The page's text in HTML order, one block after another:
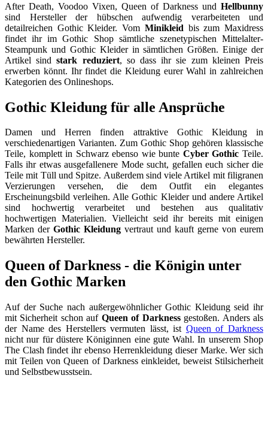
After Death, Voodoo Vixen, Queen of Darkness und Hellbunny
sind Hersteller der hübschen aufwendig verarbeiteten und
detailreichen Gothic Kleider. Vom Minikleid bis zum Maxidress
findet ihr im Gothic Shop sämtliche szenetypischen Mittelalter-
Steampunk und Gothic Kleider in sämtlichen Größen. Einige der
Artikel sindstark reduziert, so dass ihr sie zum kleinen Preis
erwerben könnt. Ihr findet die Kleidung eurer Wahl in zahlreichen
Kategorien des Onlineshops.
Gothic Kleidung für alle Ansprüche
Damen und Herren finden attraktive Gothic Kleidung in
verschiedenartigen Varianten. Zum Gothic Shop gehören klassische
Teile, komplett in Schwarz ebenso wie bunte Cyber Gothic Teile.
Falls ihr etwas ausgefallenere Mode sucht, gefallen euch sicher die
Teile mit Tüll und Spitze. Außerdem sind viele Artikel mit filigranen
Verzierungen versehen, die dem Outfit ein elegantes
Erscheinungsbild verleihen. Alle Gothic Kleider und andere Artikel
sind hochwertig verarbeitet und bestehen aus qualitativ
hochwertigen Materialien. Vielleicht seid ihr bereits mit einigen
Marken der Gothic Kleidung vertraut und kauft gerne von eurem
bewährten Hersteller.
Queen of Darkness - die Königin unter
den Gothic Marken
Auf der Suche nach außergewöhnlicher Gothic Kleidung seid ihr
mit Sicherheit schon auf Queen of Darknessgestoßen. Anders als
der Name des Herstellers vermuten lässt, ist Queen of Darkness
nicht nur für düstere Königinnen eine gute Wahl. In unserem Shop
The Clash findet ihr ebenso Herrenkleidung dieser Marke. Wer sich
mit Teilen von Queen of Darkness einkleidet, beweist Stilsicherheit
und Selbstbewusstsein.